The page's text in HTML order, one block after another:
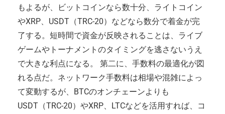
もよるが、ビットコインなら数十分、ライトコイン
やXRP、USDT（TRC-20）などなら数分で着金が完
了する。短時間で資金が反映されることは、ライブ
ゲームやトーナメントのタイミングを逃さないうえ
で大きな利点になる。 第二に、手数料の最適化が図
れる点だ。ネットワーク手数料は相場や混雑によっ
て変動するが、BTCのオンチェーンよりも
USDT（TRC-20）やXRP、LTCなどを活用すれば、コ